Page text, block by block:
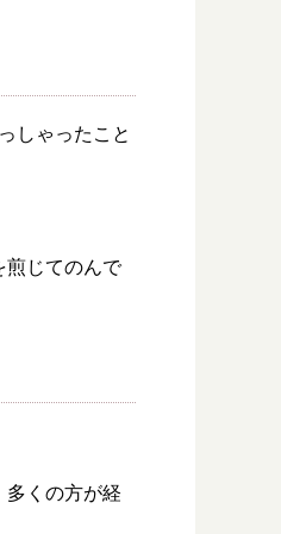
しゃったこと
煎じてのんで
多くの方が経